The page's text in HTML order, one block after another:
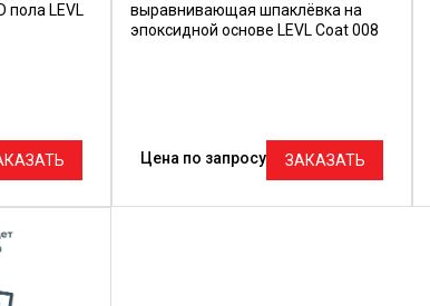
пола LEVL
выравнивающая шпаклёвка на
эпоксидной основе LEVL Coat 008
Цена по запросу ЗАКАЗАТЬ